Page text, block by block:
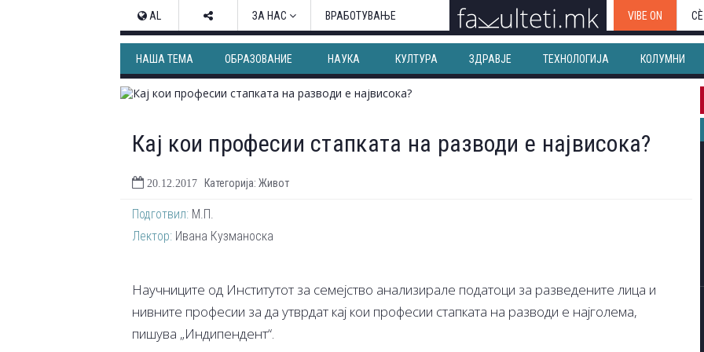
AL ЗА НАС ВРАБОТУВАЊЕ VIBE ON
НАША ТЕМА ОБРАЗОВАНИЕ НАУКА КУЛТУРА ЗДРАВЈЕ ТЕХНОЛОГИЈА КОЛУМНИ
Кај кои професии стапката на разводи е највисока?
20.12.2017 Категорија: Живот
Подготвил: М.П.
Лектор: Ивана Кузманоска
Научниците од Институтот за семејство анализирале податоци за разведените лица и
нивните професии за да утврдат кај кои професии стапката на разводи е најголема,
пишува „Индипендент“.